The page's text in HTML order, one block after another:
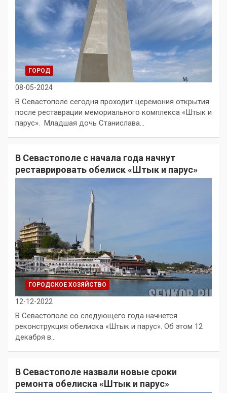
ГОРОД
08-05-2024
В Севастополе сегодня проходит церемония открытия
после реставрации мемориального комплекса «Штык и
парус». Младшая дочь Станислава…
В Севастополе с начала года начнут
реставрировать обелиск «Штык и парус»
ГОРОДСКОЕ ХОЗЯЙСТВО
12-12-2022
В Севастополе со следующего года начнется
реконструкция обелиска «Штык и парус». Об этом 12
декабря в…
В Севастополе назвали новые сроки
ремонта обелиска «Штык и парус»